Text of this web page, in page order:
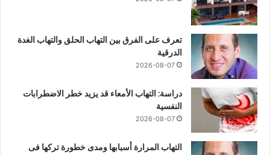
تعرف على الفرق بين التهاب الحلق والتهاب الغدة
الدرقية
2026-08-07
دراسة: التهاب الأمعاء قد يزيد خطر الاضطرابات
النفسية
2026-08-07
التهاب المرارة أسبابها ومدى خطورة تركها فى